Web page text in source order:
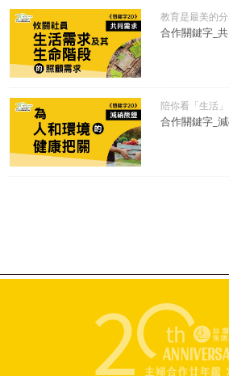
教育是最美的
合作關鍵字_
陪你看「生活」
合作關鍵字_